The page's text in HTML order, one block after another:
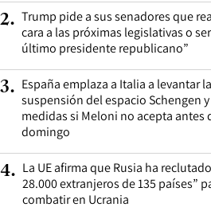
2. Trump pide a sus senadores que
cara a las próximas legislativas o
último presidente republicano”
3. España emplaza a Italia a levantar la
suspensión del espacio Schengen y
medidas si Meloni no acepta antes
domingo
4. La UE afirma que Rusia ha
28.000 extranjeros de 135 países”
combatir en Ucrania